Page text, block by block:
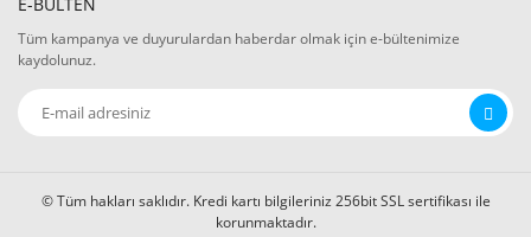
Tüm kampanya ve duyurulardan haberdar olmak için e-bültenimize
kaydolunuz.
© Tüm hakları saklıdır. Kredi kartı bilgileriniz 256bit SSL sertifikası ile
korunmaktadır.